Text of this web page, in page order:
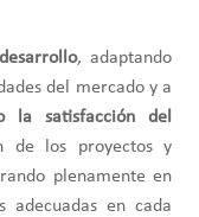
, adaptando
del mercado y a
la satisfacción del
de los proyectos y
plenamente en
adecuadas en cada